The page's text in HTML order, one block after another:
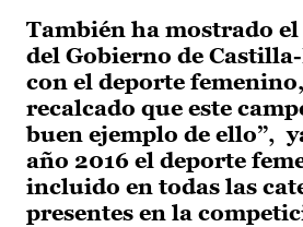
También ha mostrado
del Gobierno de
con el deporte
recalcado que este
buen ejemplo de ello”,
año 2016 el deporte
incluido en todas las
presentes en la